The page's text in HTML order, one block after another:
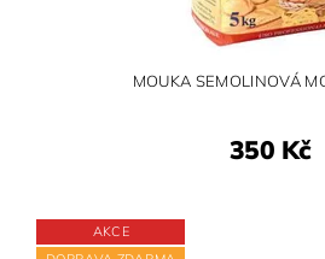
MOUKA SEMOLINOVÁ
350 Kč
AKCE